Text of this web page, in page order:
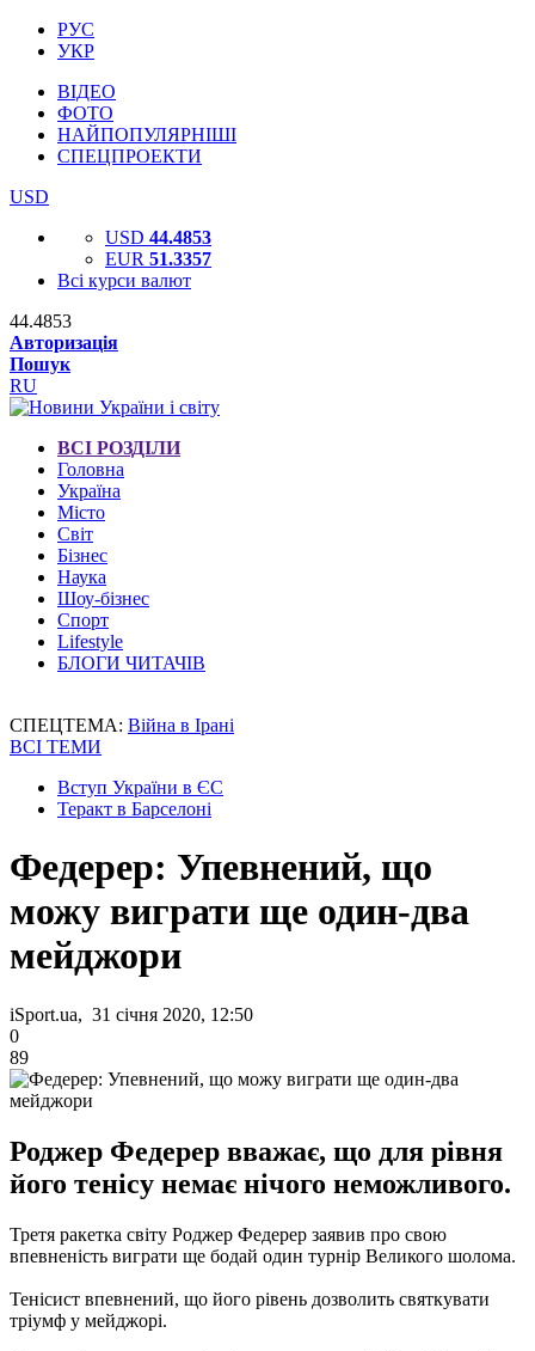
РУС
УКР
ВІДЕО
ФОТО
НАЙПОПУЛЯРНІШІ
СПЕЦПРОЕКТИ
USD
USD 44.4853
EUR 51.3357
Всі курси валют
44.4853
Авторизація
Пошук
RU
ВСІ РОЗДІЛИ
Головна
Україна
Місто
Світ
Бізнес
Наука
Шоу-бізнес
Спорт
Lifestyle
БЛОГИ ЧИТАЧІВ
СПЕЦТЕМА: Війна в Ірані
ВСІ ТЕМИ
Вступ України в ЄС
Теракт в Барселоні
Федерер: Упевнений, що
можу виграти ще один-два
мейджори
iSport.ua, 31 січня 2020, 12:50
0
89
Роджер Федерер вважає, що для рівня
його тенісу немає нічого неможливого.
Третя ракетка світу Роджер Федерер заявив про свою
впевненість виграти ще бодай один турнір Великого шолома.
Тенісист впевнений, що його рівень дозволить святкувати
тріумф у мейджорі.